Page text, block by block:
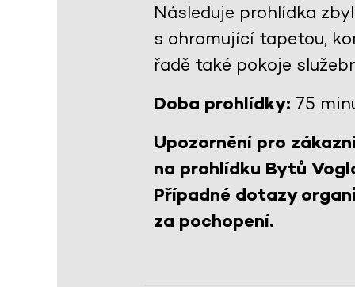
Následuje prohlídka
s ohromující tapetou,
řadě také pokoje
Doba prohlídky: 75
Upozornění pro
na prohlídku Bytů
Případné dotazy
za pochopení.